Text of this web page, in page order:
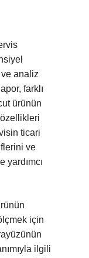
analiz
farklı
ürünün
ticari
ve
yardımcı
için
ilgili